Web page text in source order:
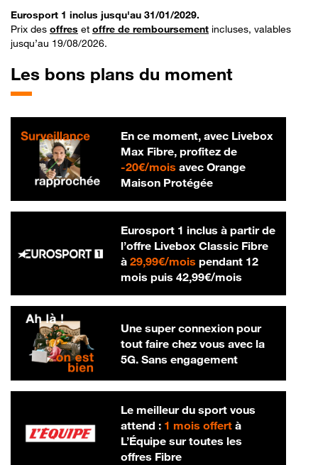
Eurosport 1 inclus jusqu'au 31/01/2029.
Prix des offres et offre de remboursement incluses, valables
jusqu’au 19/08/2026.
Les bons plans du moment
En ce moment, avec Livebox
Max Fibre, profitez de
-20€/mois20 € par mois
avec Orange
Maison Protégée
Eurosport 1 inclus à partir de
l’offre Livebox Classic Fibre
à 29,99€/mois29,99 € par mois
pendant 12
mois puis 42,99€/mois42,99 € par
Une super connexion pour
tout faire chez vous avec la
5G. Sans engagement
Le meilleur du sport vous
attend : 1 mois offertà
L’Équipe sur toutes les
offres Fibre